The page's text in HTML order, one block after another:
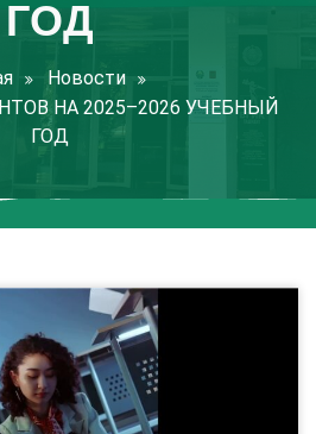
ГОД
Новости
НА 2025–2026 УЧЕБНЫЙ
ГОД